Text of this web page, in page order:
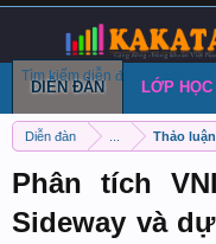
Diễn đàn Thảo
Phân tích
Sideway và
DIỄN ĐÀN
Tìm kiếm diễn đàn Bài
LỚP HỌC